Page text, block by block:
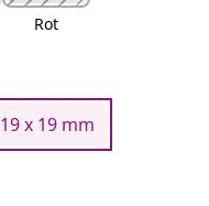
Rot
19 x 19 mm